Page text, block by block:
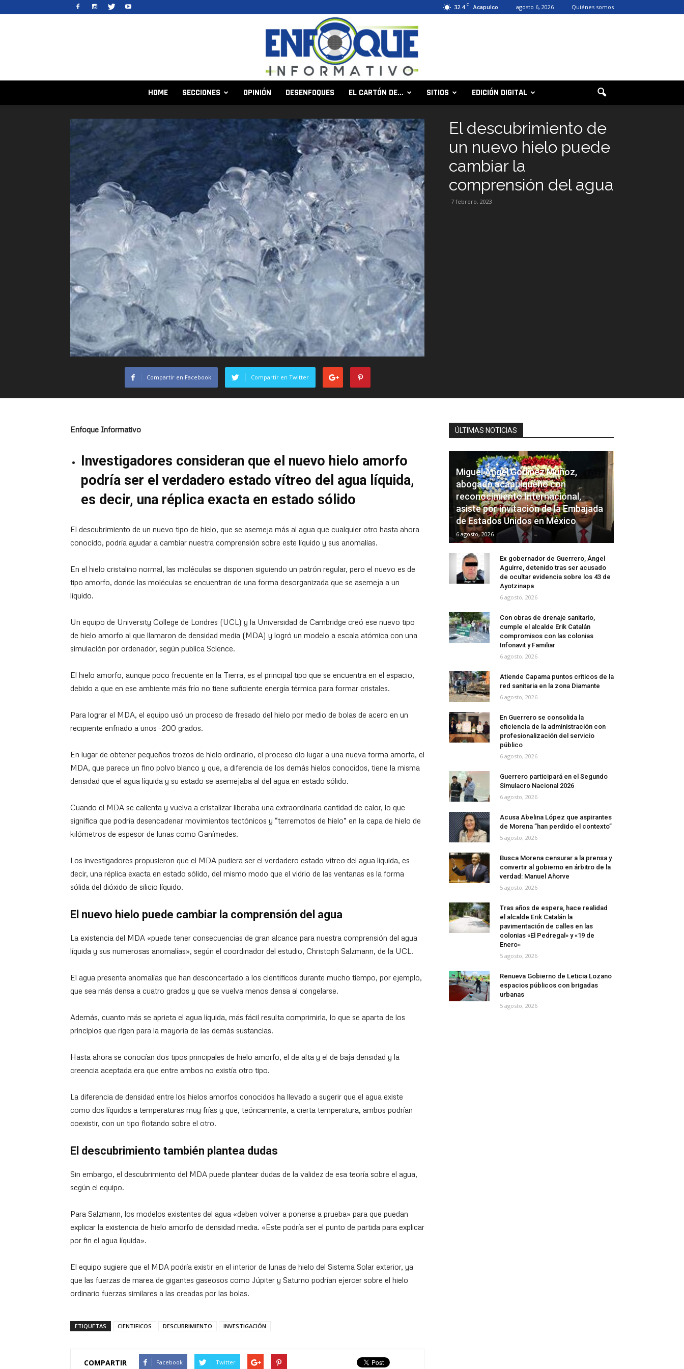
32.4 C Acapulco agosto 6, 2026 Quiénes somos
Informativo
HOME SECCIONES OPINIÓN DESENFOQUES EL CARTÓN DE… SITIOS EDICIÓN DIGITAL
El descubrimiento de
un nuevo hielo puede
cambiar la
comprensión del agua
7 febrero, 2023
Compartir en Facebook Compartir en Twitter
Enfoque Informativo
Investigadores consideran que el nuevo hielo amorfo
podría ser el verdadero estado vítreo del agua líquida,
es decir, una réplica exacta en estado sólido
El descubrimiento de un nuevo tipo de hielo, que se asemeja más al agua que cualquier otro hasta ahora
conocido, podría ayudar a cambiar nuestra comprensión sobre este líquido y sus anomalías.
En el hielo cristalino normal, las moléculas se disponen siguiendo un patrón regular, pero el nuevo es de
tipo amorfo, donde las moléculas se encuentran de una forma desorganizada que se asemeja a un
líquido.
Un equipo de University College de Londres (UCL) y la Universidad de Cambridge creó ese nuevo tipo
de hielo amorfo al que llamaron de densidad media (MDA) y logró un modelo a escala atómica con una
simulación por ordenador, según publica Science.
El hielo amorfo, aunque poco frecuente en la Tierra, es el principal tipo que se encuentra en el espacio,
debido a que en ese ambiente más frío no tiene suficiente energía térmica para formar cristales.
Para lograr el MDA, el equipo usó un proceso de fresado del hielo por medio de bolas de acero en un
recipiente enfriado a unos -200 grados.
En lugar de obtener pequeños trozos de hielo ordinario, el proceso dio lugar a una nueva forma amorfa, el
MDA, que parece un fino polvo blanco y que, a diferencia de los demás hielos conocidos, tiene la misma
densidad que el agua líquida y su estado se asemejaba al del agua en estado sólido.
Cuando el MDA se calienta y vuelva a cristalizar liberaba una extraordinaria cantidad de calor, lo que
significa que podría desencadenar movimientos tectónicos y “terremotos de hielo” en la capa de hielo de
kilómetros de espesor de lunas como Ganímedes.
Los investigadores propusieron que el MDA pudiera ser el verdadero estado vítreo del agua líquida, es
decir, una réplica exacta en estado sólido, del mismo modo que el vidrio de las ventanas es la forma
sólida del dióxido de silicio líquido.
El nuevo hielo puede cambiar la comprensión del agua
La existencia del MDA «puede tener consecuencias de gran alcance para nuestra comprensión del agua
líquida y sus numerosas anomalías», según el coordinador del estudio, Christoph Salzmann, de la UCL.
El agua presenta anomalías que han desconcertado a los científicos durante mucho tiempo, por ejemplo,
que sea más densa a cuatro grados y que se vuelva menos densa al congelarse.
Además, cuanto más se aprieta el agua líquida, más fácil resulta comprimirla, lo que se aparta de los
principios que rigen para la mayoría de las demás sustancias.
Hasta ahora se conocían dos tipos principales de hielo amorfo, el de alta y el de baja densidad y la
creencia aceptada era que entre ambos no existía otro tipo.
La diferencia de densidad entre los hielos amorfos conocidos ha llevado a sugerir que el agua existe
como dos líquidos a temperaturas muy frías y que, teóricamente, a cierta temperatura, ambos podrían
coexistir, con un tipo flotando sobre el otro.
El descubrimiento también plantea dudas
Sin embargo, el descubrimiento del MDA puede plantear dudas de la validez de esa teoría sobre el agua,
según el equipo.
Para Salzmann, los modelos existentes del agua «deben volver a ponerse a prueba» para que puedan
explicar la existencia de hielo amorfo de densidad media. «Este podría ser el punto de partida para explicar
por fin el agua líquida».
El equipo sugiere que el MDA podría existir en el interior de lunas de hielo del Sistema Solar exterior, ya
que las fuerzas de marea de gigantes gaseosos como Júpiter y Saturno podrían ejercer sobre el hielo
ordinario fuerzas similares a las creadas por las bolas.
ETIQUETAS CIENTIFICOS DESCUBRIMIENTO INVESTIGACIÓN
COMPARTIR Facebook Twitter
ÚLTIMAS NOTICIAS
Miguel Ángel Godínez Muñoz,
abogado acapulqueño con
reconocimiento Internacional,
asiste por invitación de la Embajada
de Estados Unidos en México
6 agosto, 2026
Ex gobernador de Guerrero, Ángel
Aguirre, detenido tras ser acusado
de ocultar evidencia sobre los 43 de
Ayotzinapa
6 agosto, 2026
Con obras de drenaje sanitario,
cumple el alcalde Erik Catalán
compromisos con las colonias
Infonavit y Familiar
6 agosto, 2026
Atiende Capama puntos críticos de la
red sanitaria en la zona Diamante
6 agosto, 2026
En Guerrero se consolida la
eficiencia de la administración con
profesionalización del servicio
público
6 agosto, 2026
Guerrero participará en el Segundo
Simulacro Nacional 2026
6 agosto, 2026
Acusa Abelina López que aspirantes
de Morena ”han perdido el contexto”
5 agosto, 2026
Busca Morena censurar a la prensa y
convertir al gobierno en árbitro de la
verdad: Manuel Añorve
5 agosto, 2026
Tras años de espera, hace realidad
el alcalde Erik Catalán la
pavimentación de calles en las
colonias «El Pedregal» y «19 de
Enero»
5 agosto, 2026
Renueva Gobierno de Leticia Lozano
espacios públicos con brigadas
urbanas
5 agosto, 2026